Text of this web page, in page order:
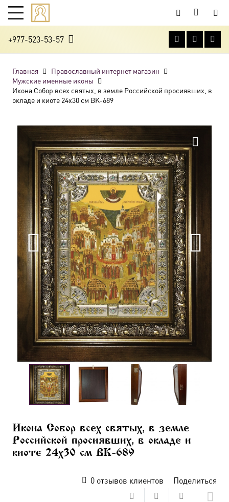
+977-523-53-57
Главная
Православный интернет магазин
Мужские именные иконы
Икона Собор всех святых, в земле Российской просиявших, в
окладе и киоте 24х30 см BK-689
Икона Собор всех святых, в земле
Российской просиявших, в окладе и
киоте 24х30 см BK-689
0отзывов клиентов Поделиться